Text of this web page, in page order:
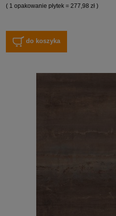
( 1 opakowanie płytek = 277,98 zł )
do koszyka